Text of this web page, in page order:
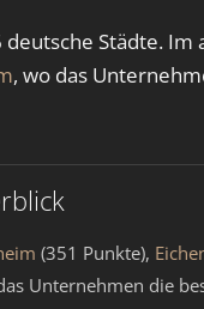
Städte. Im
, wo das
(351 Punkte),
Unternehmen die